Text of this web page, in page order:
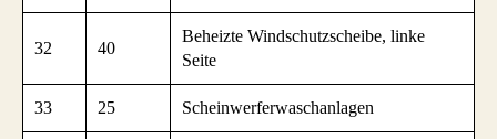
32 40
Beheizte Windschutzscheibe, linke
Seite
33 25 Scheinwerferwaschanlagen